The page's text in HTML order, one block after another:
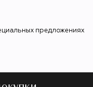
предложениях